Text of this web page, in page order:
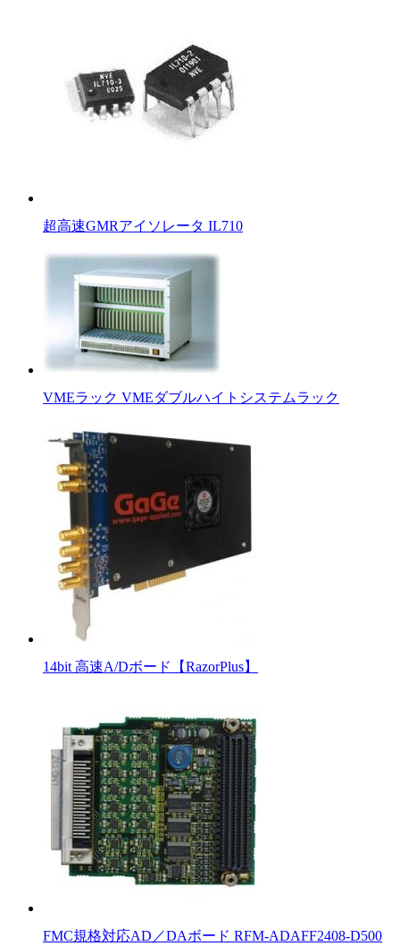
超高速GMRアイソレータ IL710
VMEラック VMEダブルハイトシステムラック
14bit 高速A/Dボード【RazorPlus】
FMC規格対応AD／DAボード RFM-ADAFF2408-D500